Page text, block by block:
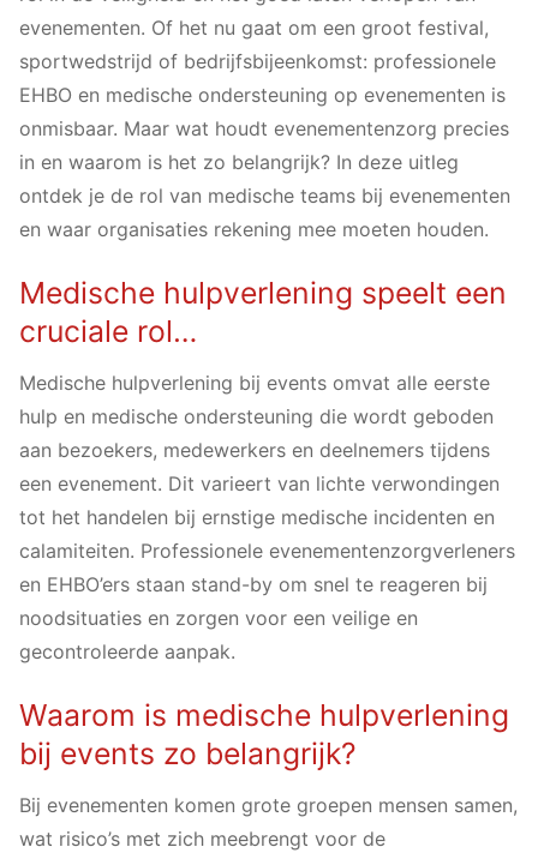
Medische voertuigen
Materialen
Alcohol poli
Kennisbank
Werken bij
Contact opnemen
EHBO inhuren
evenementen. Of het nu gaat om een groot festival,
sportwedstrijd of bedrijfsbijeenkomst: professionele
EHBO en medische ondersteuning op evenementen is
onmisbaar. Maar wat houdt evenementenzorg precies
in en waarom is het zo belangrijk? In deze uitleg
ontdek je de rol van medische teams bij evenementen
en waar organisaties rekening mee moeten houden.
Medische hulpverlening speelt een
cruciale rol…
Medische hulpverlening bij events omvat alle eerste
hulp en medische ondersteuning die wordt geboden
aan bezoekers, medewerkers en deelnemers tijdens
een evenement. Dit varieert van lichte verwondingen
tot het handelen bij ernstige medische incidenten en
calamiteiten. Professionele evenementenzorgverleners
en EHBO’ers staan stand-by om snel te reageren bij
noodsituaties en zorgen voor een veilige en
gecontroleerde aanpak.
Waarom is medische hulpverlening
bij events zo belangrijk?
Bij evenementen komen grote groepen mensen samen,
wat risico’s met zich meebrengt voor de